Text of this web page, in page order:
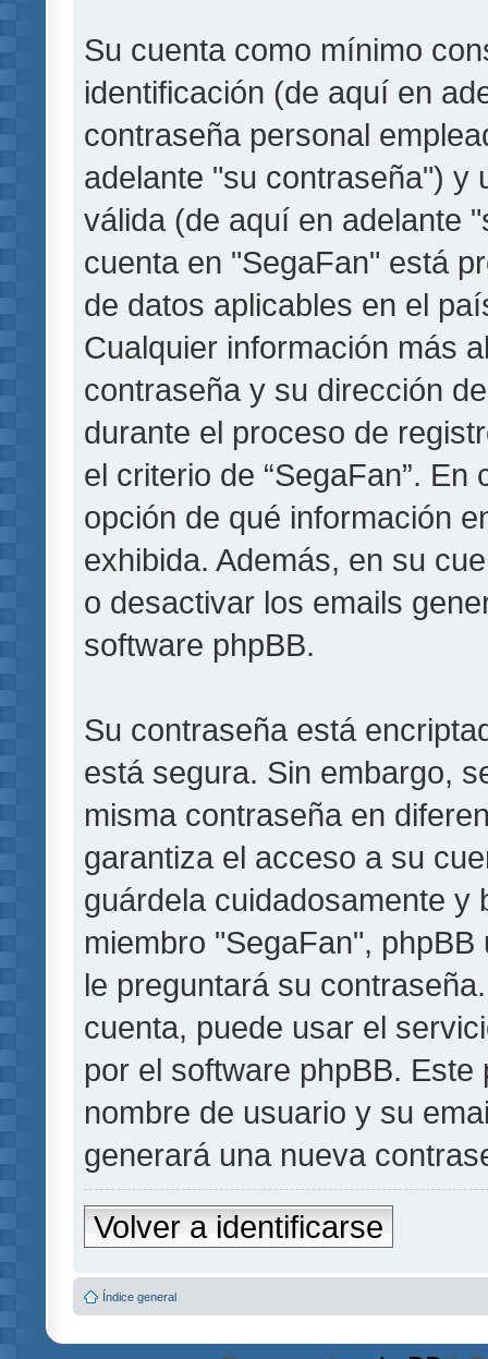
Su cuenta como mínimo
identificación (de aquí en
contraseña personal
adelante "su contraseña") y
válida (de aquí en adelante
cuenta en "SegaFan" está
de datos aplicables en el
Cualquier información más
contraseña y su dirección
durante el proceso de
el criterio de “SegaFan”.
opción de qué información
exhibida. Además, en su
o desactivar los emails
software phpBB.
Su contraseña está
está segura. Sin embargo,
misma contraseña en
garantiza el acceso a su
guárdela cuidadosamente y
miembro "SegaFan",
le preguntará su
cuenta, puede usar el
por el software phpBB.
nombre de usuario y su
generará una nueva
Volver a identificarse
Índice general